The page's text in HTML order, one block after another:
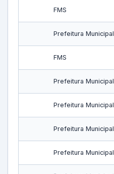
FMS
Prefeitura Municipal
FMS
Prefeitura Municipal
Prefeitura Municipal
Prefeitura Municipal
Prefeitura Municipal